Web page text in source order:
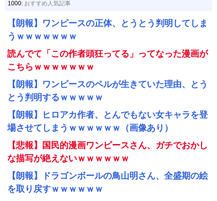
1000: おすすめ人気記事
【朗報】ワンピースの正体、とうとう判明してしま
うｗｗｗｗｗｗｗ
読んでて「この作者頭狂ってる」ってなった漫画が
こちらｗｗｗｗｗｗｗ
【朗報】ワンピースのペルが生きていた理由、とう
とう判明するｗｗｗｗｗ
【朗報】ヒロアカ作者、とんでもない女キャラを登
場させてしまうｗｗｗｗｗｗ（画像あり）
【悲報】国民的漫画ワンピースさん、ガチでおかし
な描写が絶えないｗｗｗｗｗｗ
【朗報】ドラゴンボールの鳥山明さん、全盛期の絵
を取り戻すｗｗｗｗｗｗ